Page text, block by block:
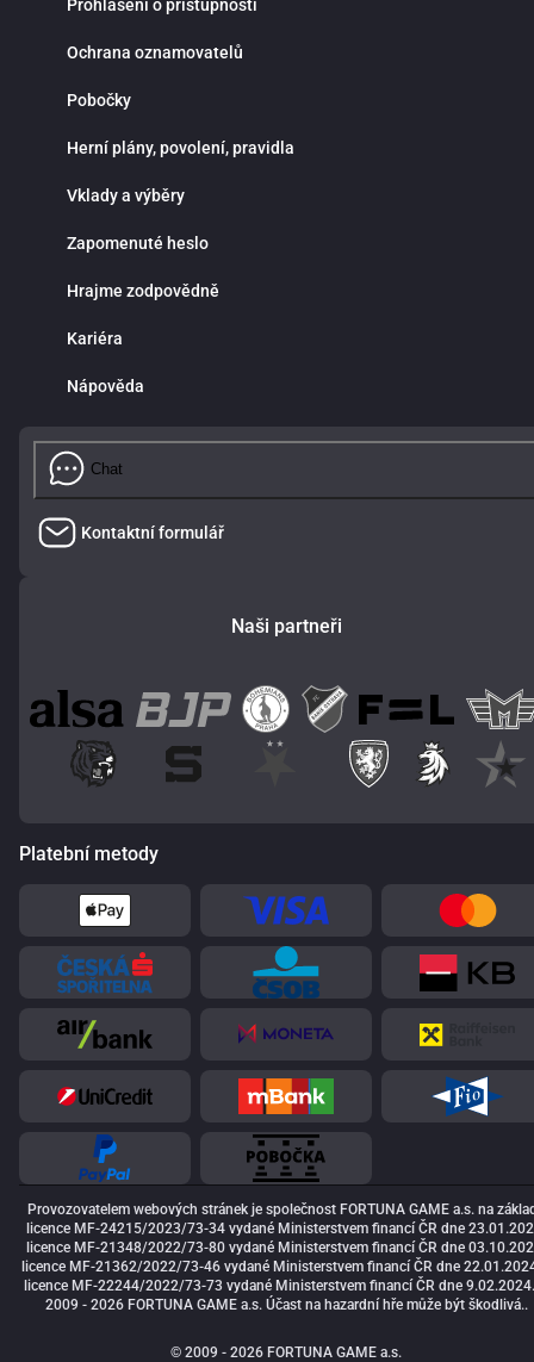
Prohlášení o přístupnosti
Ochrana oznamovatelů
Pobočky
Herní plány, povolení, pravidla
Vklady a výběry
Zapomenuté heslo
Hrajme zodpovědně
Kariéra
Nápověda
Chat
Kontaktní formulář
Naši partneři
Platební metody
Provozovatelem webových stránek je společnost FORTUNA GAME a.s. na
licence MF-24215/2023/73-34 vydané Ministerstvem financí ČR dne
licence MF-21348/2022/73-80 vydané Ministerstvem financí ČR dne
licence MF-21362/2022/73-46 vydané Ministerstvem financí ČR dne
licence MF-22244/2022/73-73 vydané Ministerstvem financí ČR dne
2009 - 2026 FORTUNA GAME a.s. Účast na hazardní hře může být škodlivá..
© 2009 - 2026 FORTUNA GAME a.s.